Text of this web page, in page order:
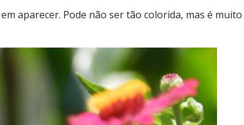
aparecer. Pode não ser tão colorida, mas é muito